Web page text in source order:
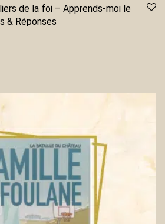
de la foi – Apprends-moi le
& Réponses